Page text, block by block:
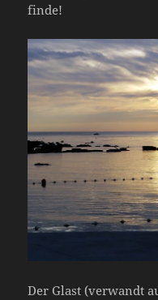
finde!
Der Glast (verwandt